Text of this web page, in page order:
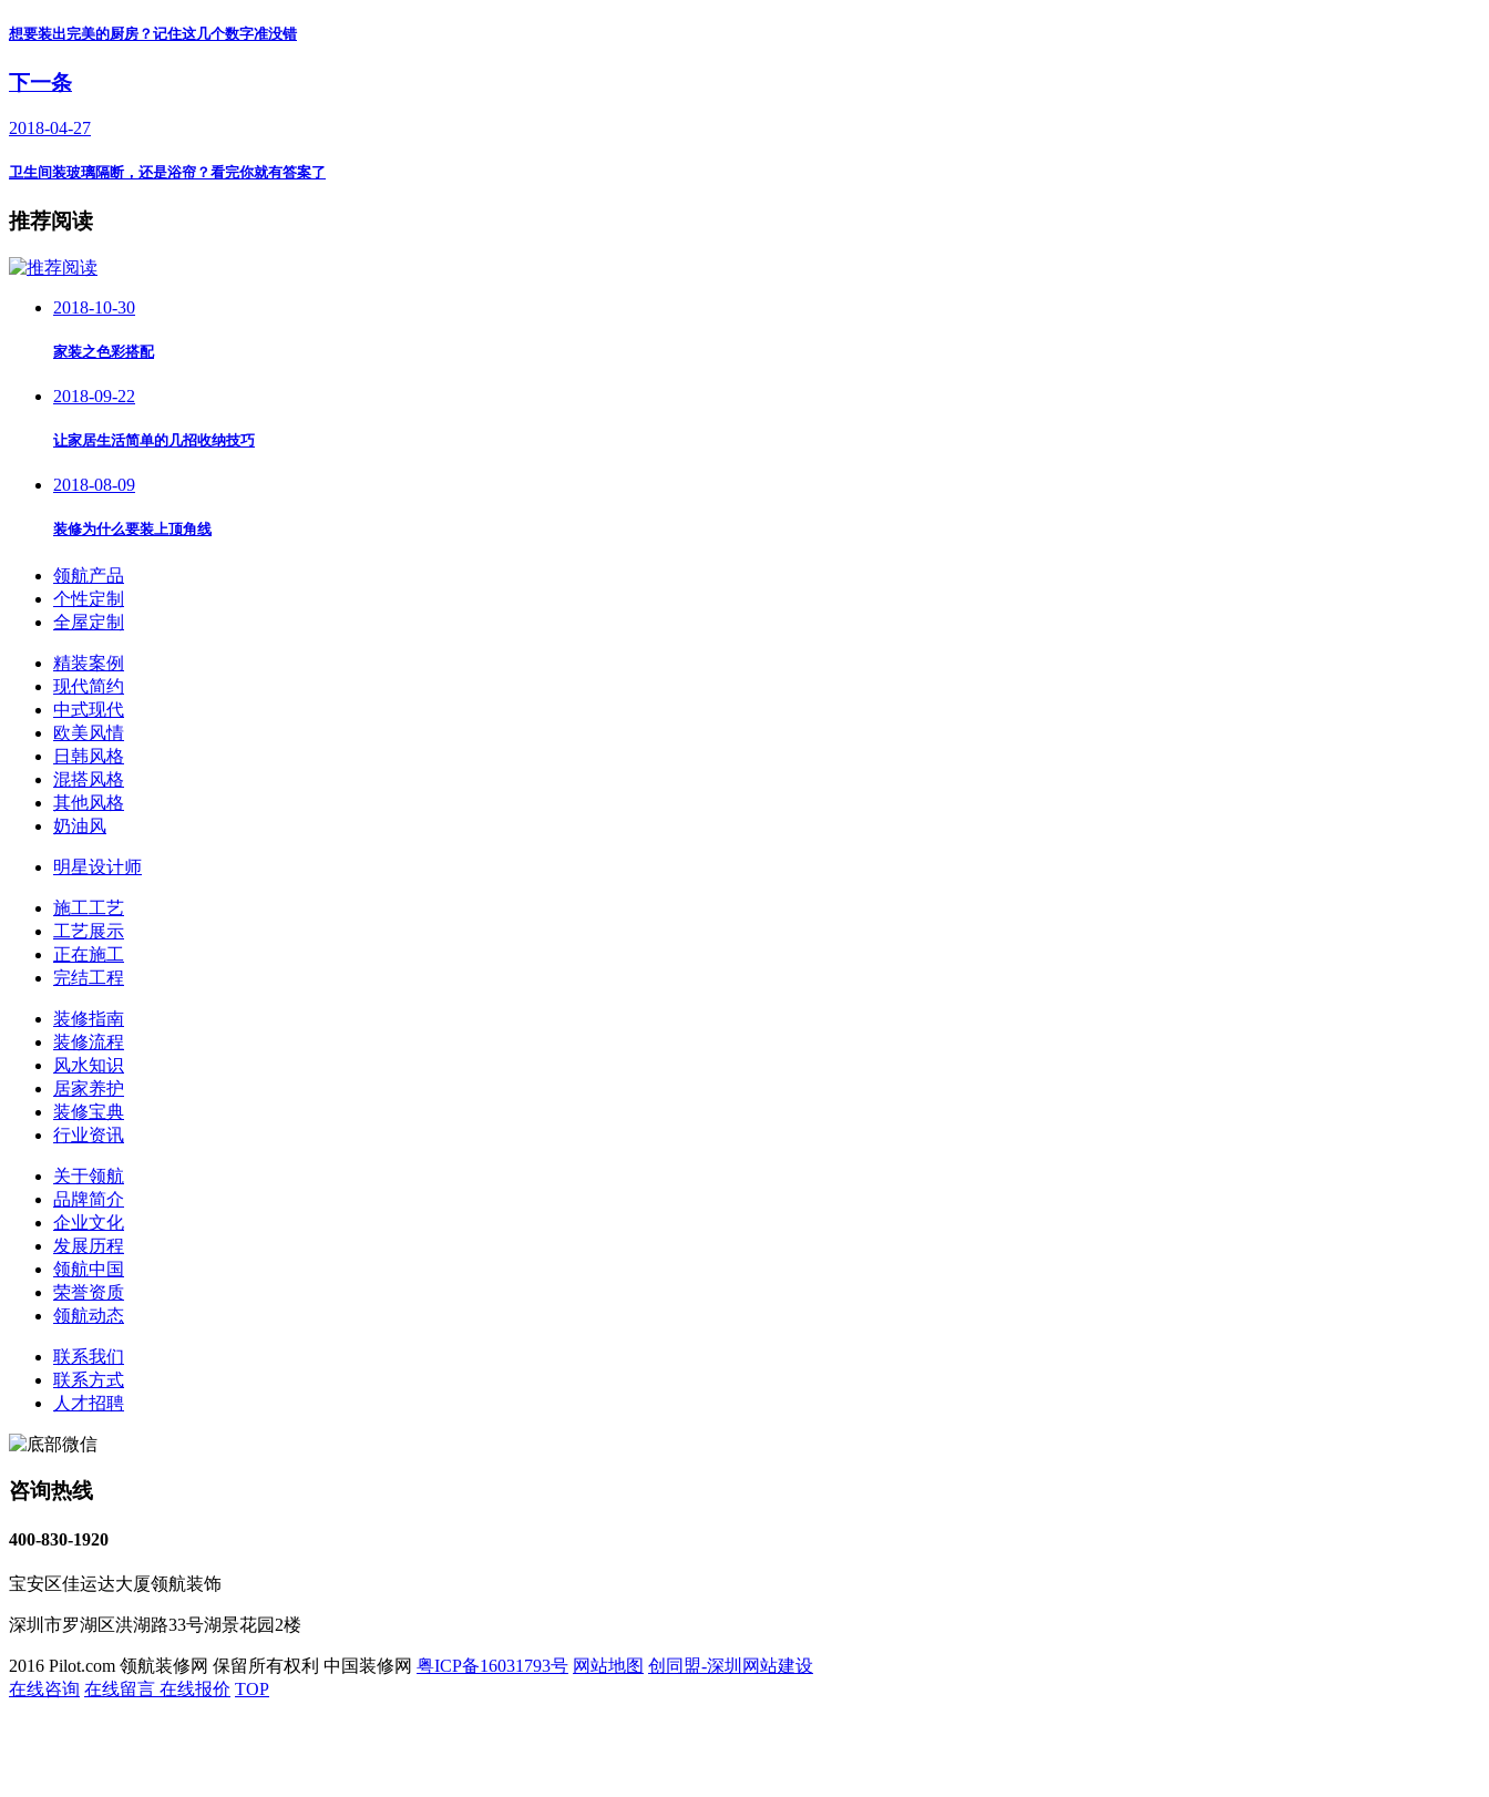
想要装出完美的厨房？记住这几个数字准没错
下一条
2018-04-27
卫生间装玻璃隔断，还是浴帘？看完你就有答案了
推荐阅读
2018-10-30
家装之色彩搭配
2018-09-22
让家居生活简单的几招收纳技巧
2018-08-09
装修为什么要装上顶角线
领航产品
个性定制
全屋定制
精装案例
现代简约
中式现代
欧美风情
日韩风格
混搭风格
其他风格
奶油风
明星设计师
施工工艺
工艺展示
正在施工
完结工程
装修指南
装修流程
风水知识
居家养护
装修宝典
行业资讯
关于领航
品牌简介
企业文化
发展历程
领航中国
荣誉资质
领航动态
联系我们
联系方式
人才招聘
咨询热线
400-830-1920
宝安区佳运达大厦领航装饰
深圳市罗湖区洪湖路33号湖景花园2楼
2016 Pilot.com 领航装修网 保留所有权利 中国装修网 粤ICP备16031793号 网站地图 创同盟-深圳网站建设
在线咨询 在线留言 在线报价 TOP